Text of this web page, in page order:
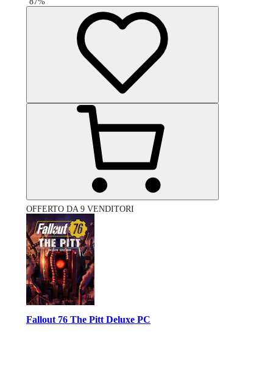
OFFERTO DA 9 VENDITORI
Fallout 76 The Pitt Deluxe PC